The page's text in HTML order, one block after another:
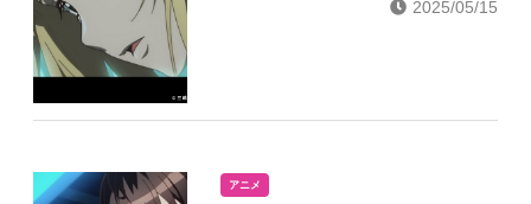
2025/05/15
アニメ